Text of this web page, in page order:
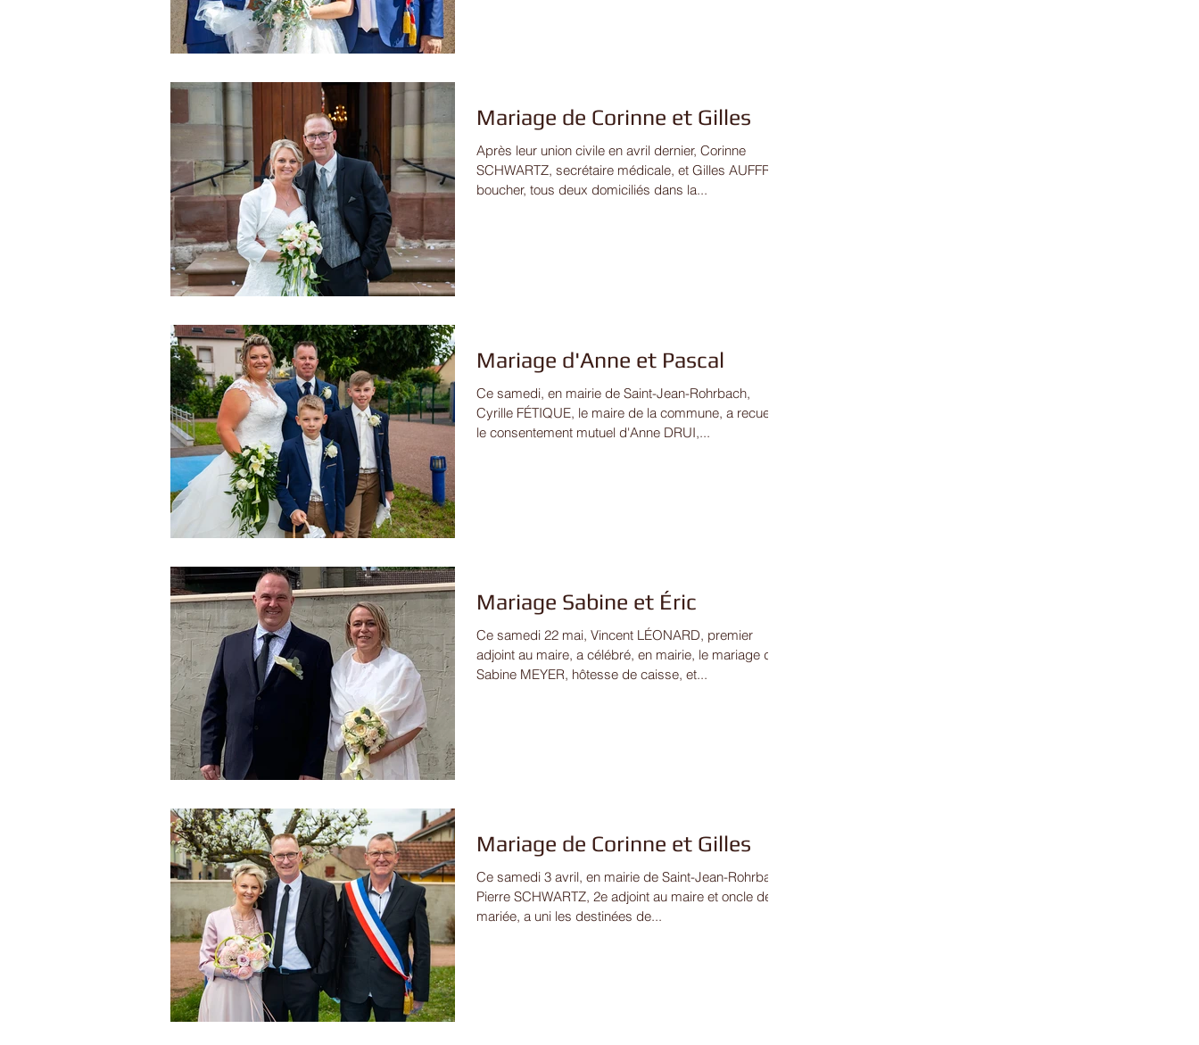
Mariage de Corinne et Gilles
Après leur union civile en avril dernier, Corinne
SCHWARTZ, secrétaire médicale, et Gilles AUFFRET,
boucher, tous deux domiciliés dans la...
Mariage d'Anne et Pascal
Ce samedi, en mairie de Saint-Jean-Rohrbach,
Cyrille FÉTIQUE, le maire de la commune, a recueilli
le consentement mutuel d'Anne DRUI,...
Mariage Sabine et Éric
Ce samedi 22 mai, Vincent LÉONARD, premier
adjoint au maire, a célébré, en mairie, le mariage de
Sabine MEYER, hôtesse de caisse, et...
Mariage de Corinne et Gilles
Ce samedi 3 avril, en mairie de Saint-Jean-Rohrbach,
Pierre SCHWARTZ, 2e adjoint au maire et oncle de la
mariée, a uni les destinées de...